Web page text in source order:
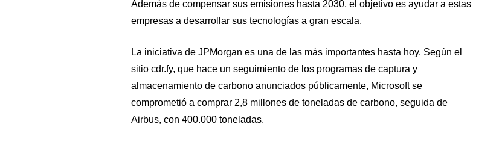
Además de compensar sus emisiones hasta 2030, el objetivo es ayudar a estas
empresas a desarrollar sus tecnologías a gran escala.
La iniciativa de JPMorgan es una de las más importantes hasta hoy. Según el
sitio cdr.fy, que hace un seguimiento de los programas de captura y
almacenamiento de carbono anunciados públicamente, Microsoft se
comprometió a comprar 2,8 millones de toneladas de carbono, seguida de
Airbus, con 400.000 toneladas.